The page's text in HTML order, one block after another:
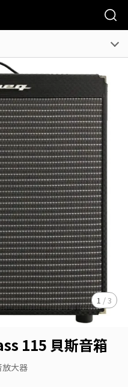
1 /3
115 貝斯音箱
大器